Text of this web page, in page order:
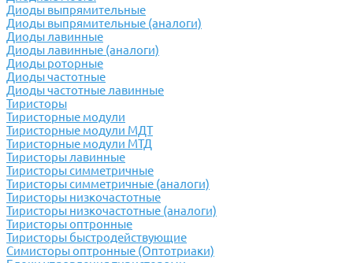
Диоды выпрямительные
Диоды выпрямительные (аналоги)
Диоды лавинные
Диоды лавинные (аналоги)
Диоды роторные
Диоды частотные
Диоды частотные лавинные
Тиристоры
Тиристорные модули
Тиристорные модули МДТ
Тиристорные модули МТД
Тиристоры лавинные
Тиристоры симметричные
Тиристоры симметричные (аналоги)
Тиристоры низкочастотные
Тиристоры низкочастотные (аналоги)
Тиристоры оптронные
Тиристоры быстродействующие
Симисторы оптронные (Оптотриаки)